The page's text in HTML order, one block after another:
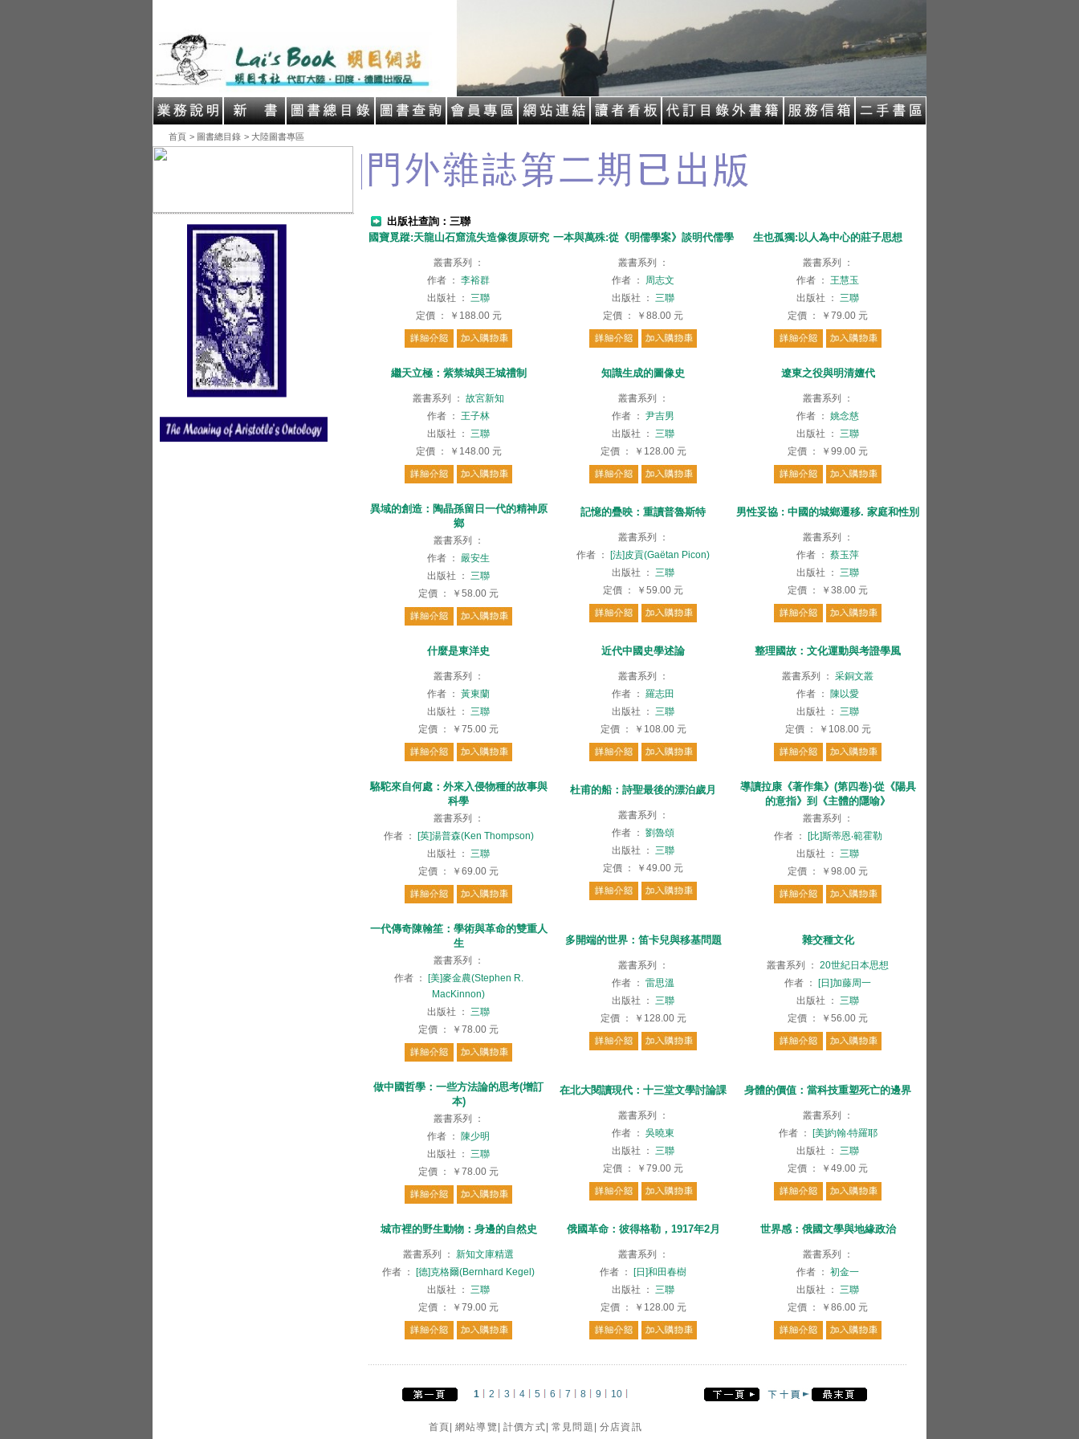
首頁 > 圖書總目錄 > 大陸圖書專區
出版社查詢：三聯
國寶覓蹤:天龍山石窟流失造像復原研究
叢書系列
：
作者 ： 李裕群
出版社
： 三聯
定價
： ￥188.00 元
一本與萬殊:從《明儒學案》談明代儒學
叢書系列
：
作者 ：
周志文
出版社
： 三聯
定價 ： ￥88.00 元
生也孤獨:以人為中心的莊子思想
叢書系列
：
作者 ： 王慧玉
出版社
： 三聯
定價 ： ￥79.00 元
繼天立極：紫禁城與王城禮制
叢書系列 ： 故宮新知
作者 ： 王子林
出版社
： 三聯
定價
： ￥148.00 元
知識生成的圖像史
叢書系列
：
作者 ： 尹吉男
出版社
： 三聯
定價
： ￥128.00 元
遼東之役與明清嬗代
叢書系列
：
作者 ： 姚念慈
出版社
： 三聯
定價 ： ￥99.00 元
異域的創造：陶晶孫留日一代的精神原
鄉
叢書系列
：
作者 ：
嚴安生
出版社
： 三聯
定價 ： ￥58.00 元
記憶的疊映：重讀普魯斯特
叢書系列
：
作者 ：
[法]皮貢(Gaëtan Picon)
出版社
： 三聯
定價 ： ￥59.00 元
男性妥協 : 中國的城鄉遷移. 家庭和性別
叢書系列
：
作者 ： 蔡玉萍
出版社
： 三聯
定價 ： ￥38.00 元
什麼是東洋史
叢書系列
：
作者 ： 黃東蘭
出版社
： 三聯
定價 ： ￥75.00 元
近代中國史學述論
叢書系列
：
作者 ： 羅志田
出版社
： 三聯
定價
： ￥108.00 元
整理國故：文化運動與考證學風
叢書系列 ： 采銅文叢
作者 ：
陳以愛
出版社
： 三聯
定價
： ￥108.00 元
駱駝來自何處：外來入侵物種的故事與
科學
叢書系列
：
作者
：
[英]湯普森(Ken Thompson)
出版社
： 三聯
定價 ： ￥69.00 元
杜甫的船：詩聖最後的漂泊歲月
叢書系列
：
作者 ： 劉魯頌
出版社
： 三聯
定價 ： ￥49.00 元
導讀拉康《著作集》(第四卷)‧從《陽具
的意指》到《主體的隱喻》
叢書系列
：
作者
：
[比]斯蒂恩‧範霍勒
出版社
： 三聯
定價 ： ￥98.00 元
⼀代傳奇陳翰笙：學術與⾰命的雙重⼈
⽣
叢書系列
：
作者
：
[美]⿆⾦農(Stephen R.
MacKinnon)
出版社
： 三聯
定價 ： ￥78.00 元
多開端的世界：笛卡兒與移基問題
叢書系列
：
作者 ： 雷思溫
出版社
： 三聯
定價
： ￥128.00 元
雜交種文化
叢書系列 ： 20世紀日本思想
作者 ：
[日]加藤周一
出版社
： 三聯
定價 ： ￥56.00 元
做中國哲學：一些方法論的思考(增訂
本)
叢書系列
：
作者 ：
陳少明
出版社
： 三聯
定價 ： ￥78.00 元
在北大閱讀現代：十三堂文學討論課
叢書系列
：
作者 ： 吳曉東
出版社
： 三聯
定價 ： ￥79.00 元
身體的價值：當科技重塑死亡的邊界
叢書系列
：
作者
：
[美]約翰‧特羅耶
出版社
： 三聯
定價 ： ￥49.00 元
城市裡的野生動物：身邊的自然史
叢書系列 ： 新知文庫精選
作者 ：
[德]克格爾(Bernhard Kegel)
出版社
： 三聯
定價 ： ￥79.00 元
俄國革命：彼得格勒，1917年2月
叢書系列
：
作者 ：
[日]和田春樹
出版社
： 三聯
定價
： ￥128.00 元
世界感：俄國文學與地緣政治
叢書系列
：
作者 ： 初金一
出版社
： 三聯
定價 ： ￥86.00 元
1 2 3 4 5 6 7 8 9 10
首頁 網站導覽 計價方式 常見問題 分店資訊